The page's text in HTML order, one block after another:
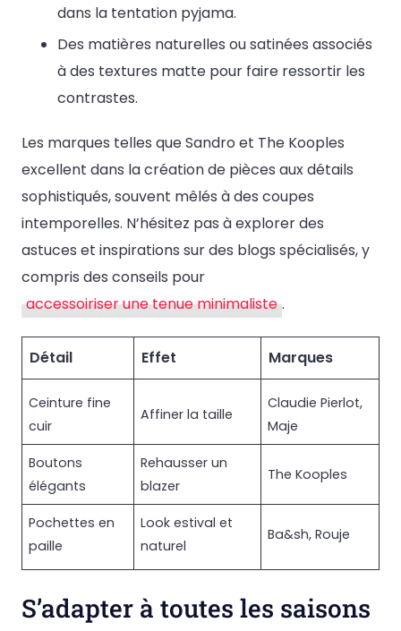
dans la tentation pyjama.
Des matières naturelles ou satinées associés
à des textures matte pour faire ressortir les
contrastes.
Les marques telles que Sandro et The Kooples
excellent dans la création de pièces aux détails
sophistiqués, souvent mêlés à des coupes
intemporelles. N’hésitez pas à explorer des
astuces et inspirations sur des blogs spécialisés, y
compris des conseils pour
accessoiriser une tenue minimaliste .
Détail Effet Marques
Ceinture fine
cuir
Affiner la taille
Claudie Pierlot,
Maje
Boutons
élégants
Rehausser un
blazer
The Kooples
Pochettes en
paille
Look estival et
naturel
Ba&sh, Rouje
S’adapter à toutes les saisons